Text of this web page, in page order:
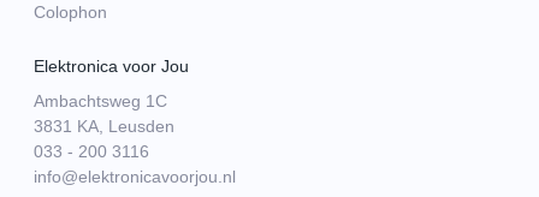
Colophon
Elektronica voor Jou
Ambachtsweg 1C
3831 KA, Leusden
033 - 200 3116
info@elektronicavoorjou.nl